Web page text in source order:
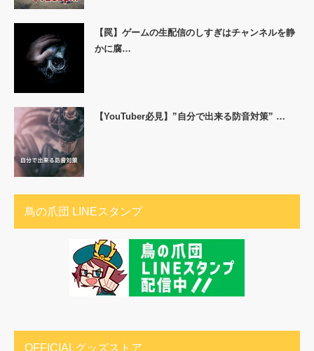
【罠】ゲームの生配信のしすぎはチャンネルを静
かに腐…
【YouTuber必見】”自分で出来る防音対策” …
鳥の爪団 LINEスタンプ
OFFICIALグッズストア